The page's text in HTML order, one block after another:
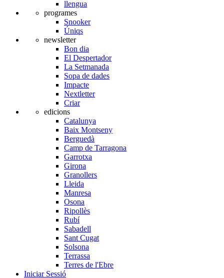
llengua
programes
Snooker
Úniqs
newsletter
Bon dia
El Despertador
La Setmanada
Sopa de dades
Impacte
Nextletter
Criar
edicions
Catalunya
Baix Montseny
Berguedà
Camp de Tarragona
Garrotxa
Girona
Granollers
Lleida
Manresa
Osona
Ripollès
Rubí
Sabadell
Sant Cugat
Solsona
Terrassa
Terres de l'Ebre
Iniciar Sessió